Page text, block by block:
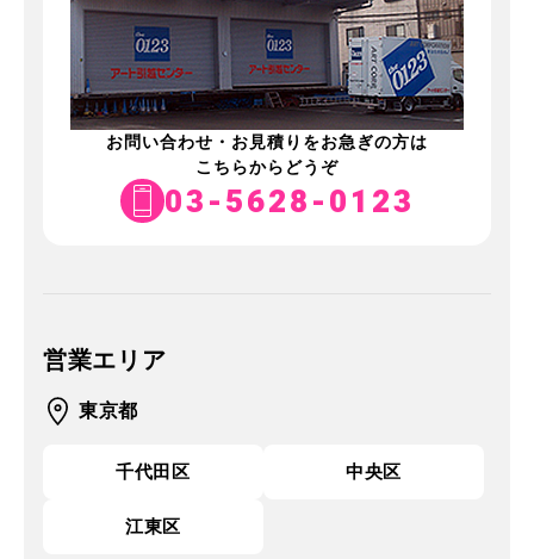
お問い合わせ・お見積りをお急ぎの方は
こちらからどうぞ
03-5628-0123
営業エリア
東京都
千代田区 中央区
江東区